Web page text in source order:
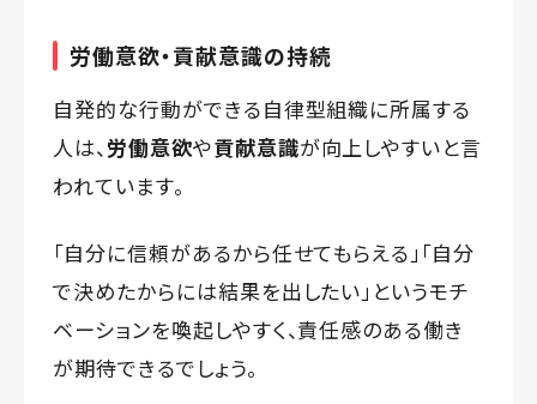
労働意欲・貢献意識の持続
自発的な行動ができる自律型組織に所属する
人は、労働意欲や貢献意識が向上しやすいと言
われています。
「自分に信頼があるから任せてもらえる」「自分
で決めたからには結果を出したい」というモチ
ベーションを喚起しやすく、責任感のある働き
が期待できるでしょう。